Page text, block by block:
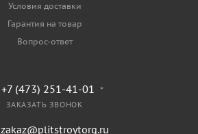
Условия доставки
Гарантия на товар
Вопрос-ответ
+7 (473) 251-41-01
ЗАКАЗАТЬ ЗВОНОК
zakaz@plitstroytorg.ru